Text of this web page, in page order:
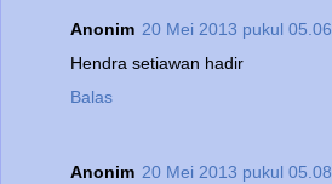
Anonim 20 Mei 2013 pukul 05.06
Hendra setiawan hadir
Balas
Anonim 20 Mei 2013 pukul 05.08